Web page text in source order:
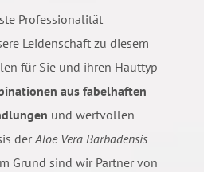
Professionalität
Leidenschaft zu diesem
für Sie und ihren Hauttyp
aus fabelhaften
und wertvollen
derAloe Vera Barbadensis
Grund sind wir Partner von